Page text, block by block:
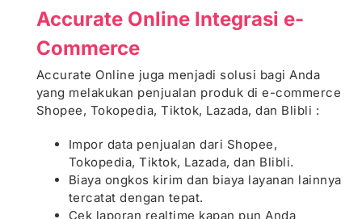
Accurate Online Integrasi e-
Commerce
Accurate Online juga menjadi solusi bagi Anda
yang melakukan penjualan produk di e-commerce
Shopee, Tokopedia, Tiktok, Lazada, dan Blibli :
Impor data penjualan dari Shopee,
Tokopedia, Tiktok, Lazada, dan Blibli.
Biaya ongkos kirim dan biaya layanan lainnya
tercatat dengan tepat.
Cek laporan realtime kapan pun Anda